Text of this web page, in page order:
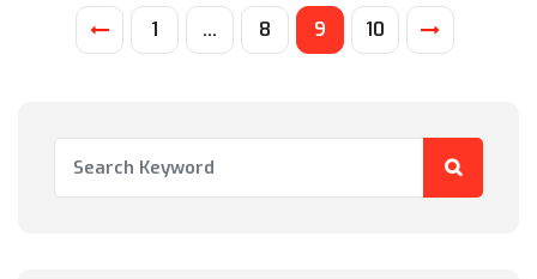
1 … 8 9 10